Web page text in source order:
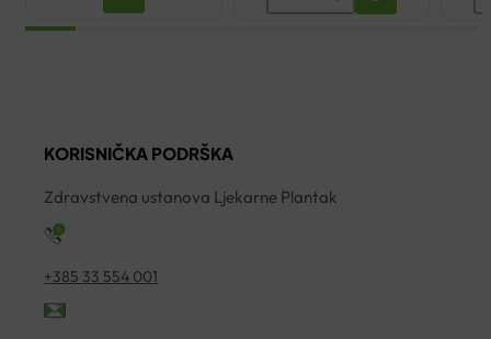
SALVUSEPT
KORISNIČKA PODRŠKA
Zdravstvena ustanova Ljekarne Plantak
+385 33 554 001